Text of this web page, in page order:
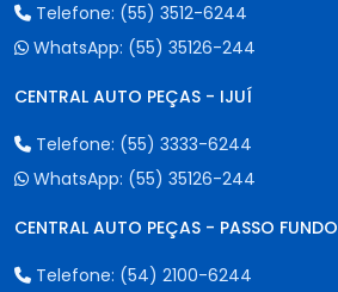
Telefone: (55) 3512-6244
WhatsApp: (55) 35126-244
CENTRAL AUTO PEÇAS - IJUÍ
Telefone: (55) 3333-6244
WhatsApp: (55) 35126-244
CENTRAL AUTO PEÇAS - PASSO FUNDO
Telefone: (54) 2100-6244